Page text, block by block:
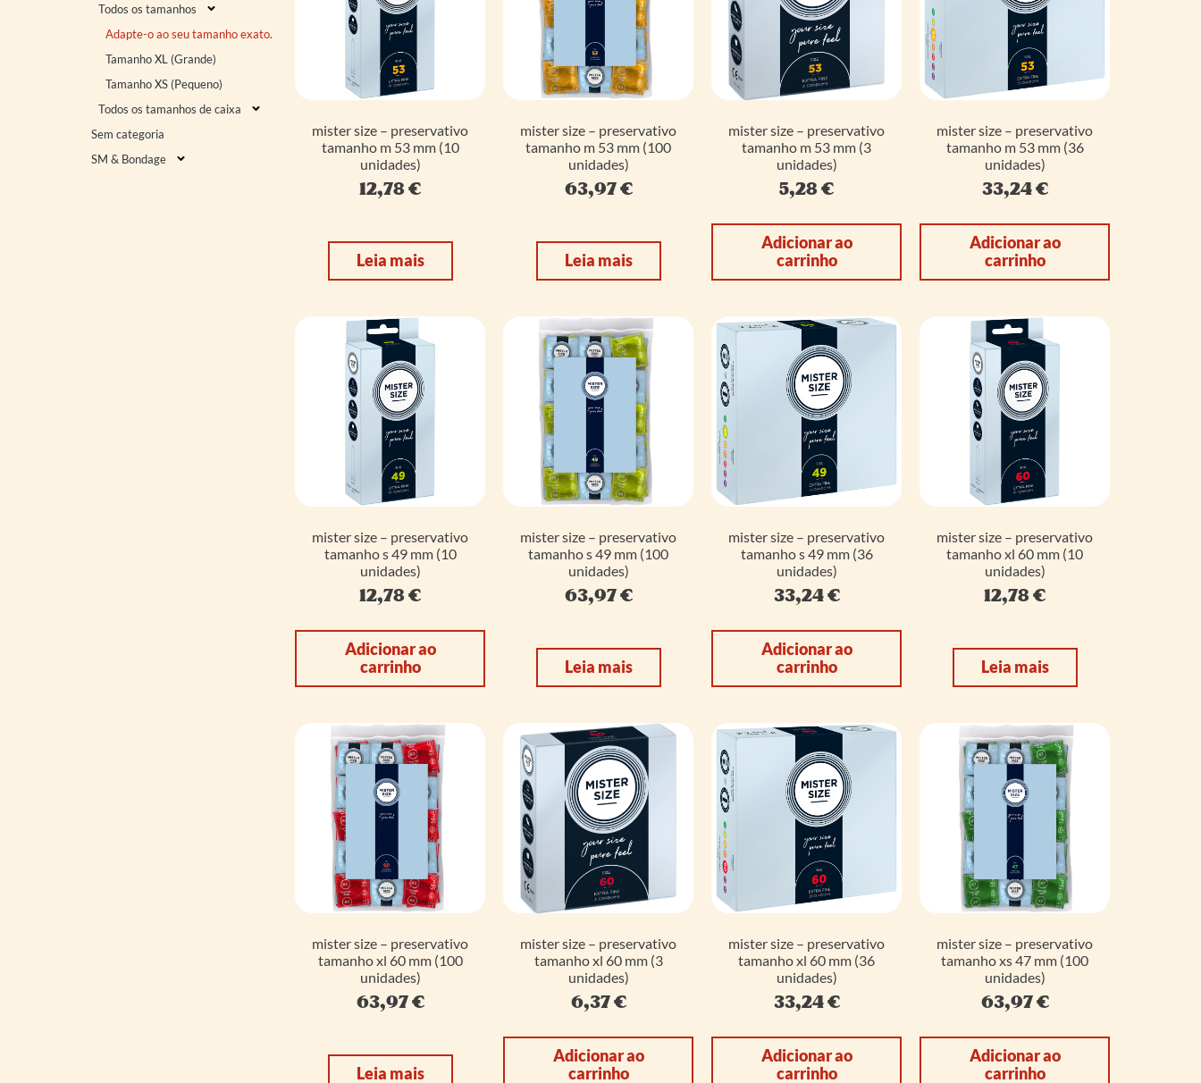
Todos os tamanhos
Adapte-o ao seu tamanho exato.
Tamanho XL (Grande)
Tamanho XS (Pequeno)
Todos os tamanhos de caixa
Sem categoria
SM & Bondage
mister size – preservativo
tamanho m 53 mm (10
unidades)
12,78€
Leia mais
mister size – preservativo
tamanho m 53 mm (100
unidades)
63,97€
Leia mais
mister size – preservativo
tamanho m 53 mm (3
unidades)
5,28€
Adicionar ao
carrinho
mister size – preservativo
tamanho m 53 mm (36
unidades)
33,24€
Adicionar ao
carrinho
mister size – preservativo
tamanho s 49 mm (10
unidades)
12,78€
Adicionar ao
carrinho
mister size – preservativo
tamanho s 49 mm (100
unidades)
63,97€
Leia mais
mister size – preservativo
tamanho s 49 mm (36
unidades)
33,24€
Adicionar ao
carrinho
mister size – preservativo
tamanho xl 60 mm (10
unidades)
12,78€
Leia mais
mister size – preservativo
tamanho xl 60 mm (100
unidades)
63,97€
Leia mais
mister size – preservativo
tamanho xl 60 mm (3
unidades)
6,37€
Adicionar ao
carrinho
mister size – preservativo
tamanho xl 60 mm (36
unidades)
33,24€
Adicionar ao
carrinho
mister size – preservativo
tamanho xs 47 mm (100
unidades)
63,97€
Adicionar ao
carrinho